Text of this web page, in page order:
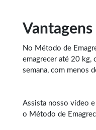
Vantagens
No Método de
emagrecer até 20 kg,
semana, com menos
Assista nosso vídeo
o Método de